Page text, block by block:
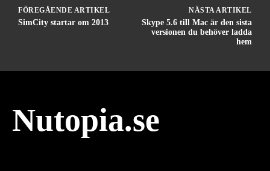
FÖREGÅENDE ARTIKEL
SimCity startar om 2013
NÄSTA ARTIKEL
Skype 5.6 till Mac är den sista
versionen du behöver ladda
hem
Nutopia.se